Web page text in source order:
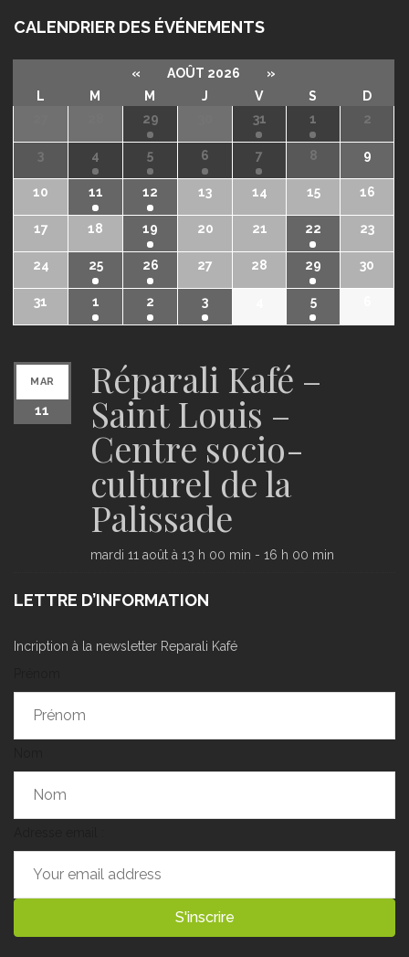
CALENDRIER DES ÉVÉNEMENTS
« AOÛT 2026
»
L
M M J V S
D
29 31 1 2
3 4 5 6 7 8 9
10 11 12 13 14 15 16
17 18 19 20 21 22 23
24 25 26 27 28 29 30
31 1 2 3 5
MAR
11
Réparali Kafé –
Saint Louis –
Centre socio-
culturel de la
Palissade
mardi 11 août à 13 h 00 min - 16 h 00 min
LETTRE D’INFORMATION
Incription à la newsletter Reparali Kafé